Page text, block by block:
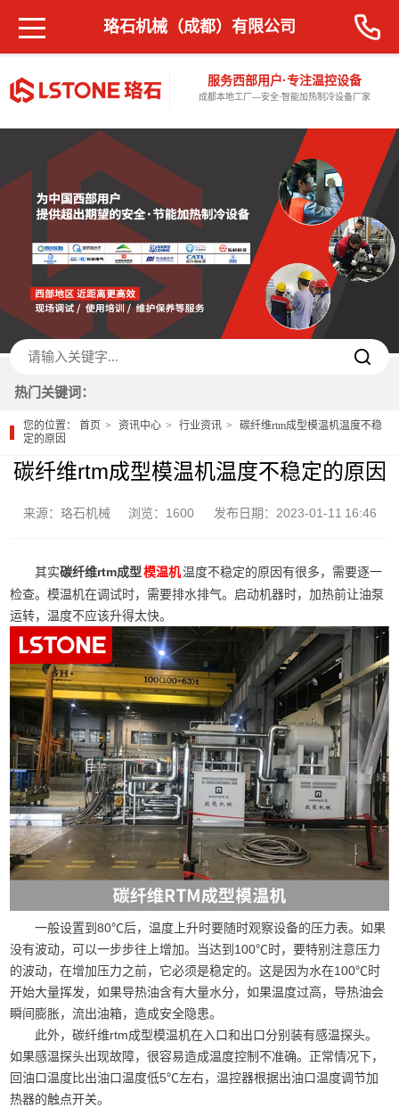
服务西部用户·专注温控设备
成都本地工厂—安全·智能加热制冷设备厂家
珞石机械（成都）有限公司
热门关键词：
您的位置：首页 资讯中心 行业资讯
碳纤维rtm成型模温机温度不稳
定的原因
碳纤维rtm成型模温机温度不稳定的原因
来源：珞石机械 浏览：1600 发布日期：2023-01-11 16:46
其实碳纤维rtm成型 模温机温度不稳定的原因有很多，需要逐一
检查。模温机在调试时，需要排水排气。启动机器时，加热前让油泵
运转，温度不应该升得太快。
一般设置到80℃后，温度上升时要随时观察设备的压力表。如果
没有波动，可以一步步往上增加。当达到100℃时，要特别注意压力
的波动，在增加压力之前，它必须是稳定的。这是因为水在100℃时
开始大量挥发，如果导热油含有大量水分，如果温度过高，导热油会
瞬间膨胀，流出油箱，造成安全隐患。
此外，碳纤维rtm成型模温机在入口和出口分别装有感温探头。
如果感温探头出现故障，很容易造成温度控制不准确。正常情况下，
回油口温度比出油口温度低5℃左右，温控器根据出油口温度调节加
热器的触点开关。